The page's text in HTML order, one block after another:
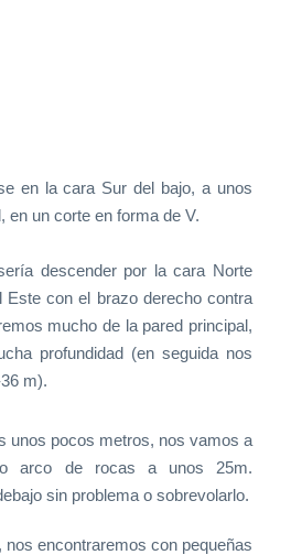
en la cara Sur del bajo, a unos
en un corte en forma de V.
descender por la cara Norte
Este con el brazo derecho contra
mucho de la pared principal,
profundidad (en seguida nos
m).
unos pocos metros, nos vamos a
arco de rocas a unos 25m.
sin problema o sobrevolarlo.
nos encontraremos con pequeñas